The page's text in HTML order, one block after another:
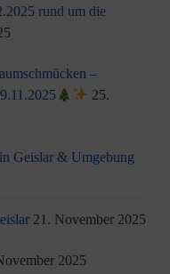
rund um die
–
25.
Geislar & Umgebung
21. November 2025
2025